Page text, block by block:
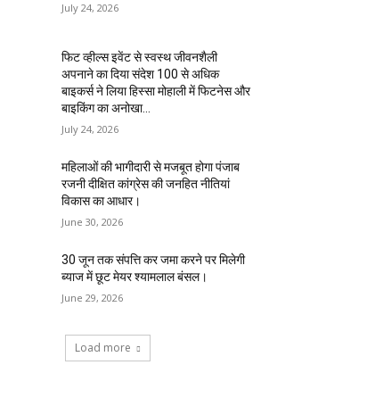
July 24, 2026
फिट व्हील्स इवेंट से स्वस्थ जीवनशैली
अपनाने का दिया संदेश 100 से अधिक
बाइकर्स ने लिया हिस्सा मोहाली में फिटनेस और
बाइकिंग का अनोखा...
July 24, 2026
महिलाओं की भागीदारी से मजबूत होगा पंजाब
रजनी दीक्षित कांग्रेस की जनहित नीतियां
विकास का आधार।
June 30, 2026
30 जून तक संपत्ति कर जमा करने पर मिलेगी
ब्याज में छूट मेयर श्यामलाल बंसल।
June 29, 2026
Load more